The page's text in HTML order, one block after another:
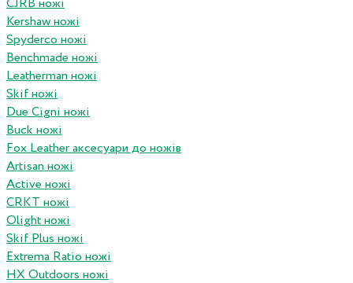
CJRB ножі
Kershaw ножі
Spyderco ножі
Benchmade ножі
Leatherman ножі
Skif ножі
Due Cigni ножі
Buck ножі
Fox Leather аксесуари до ножів
Artisan ножі
Active ножі
CRKT ножі
Olight ножі
Skif Plus ножі
Extrema Ratio ножі
HX Outdoors ножі